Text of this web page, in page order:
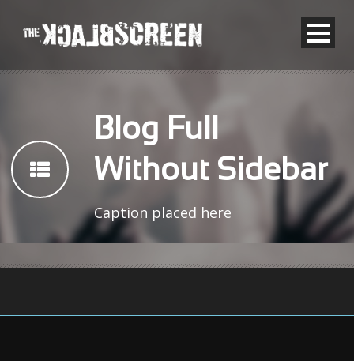
Blog Full
Without Sidebar
Caption placed here